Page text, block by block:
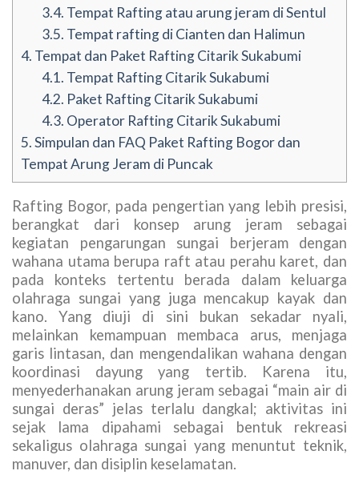
3.4. Tempat Rafting atau arung jeram di Sentul
3.5. Tempat rafting di Cianten dan Halimun
4. Tempat dan Paket Rafting Citarik Sukabumi
4.1. Tempat Rafting Citarik Sukabumi
4.2. Paket Rafting Citarik Sukabumi
4.3. Operator Rafting Citarik Sukabumi
5.Simpulan dan FAQ Paket Rafting Bogor dan
Tempat Arung Jeram di Puncak
Rafting Bogor, pada pengertian yang lebih presisi,
berangkat dari konsep arung jeram sebagai
kegiatan pengarungan sungai berjeram dengan
wahana utama berupa raft atau perahu karet, dan
pada konteks tertentu berada dalam keluarga
olahraga sungai yang juga mencakup kayak dan
kano. Yang diuji di sini bukan sekadar nyali,
melainkan kemampuan membaca arus, menjaga
garis lintasan, dan mengendalikan wahana dengan
koordinasi dayung yang tertib. Karena itu,
menyederhanakan arung jeram sebagai “main air di
sungai deras” jelas terlalu dangkal; aktivitas ini
sejak lama dipahami sebagai bentuk rekreasi
sekaligus olahraga sungai yang menuntut teknik,
manuver, dan disiplin keselamatan.